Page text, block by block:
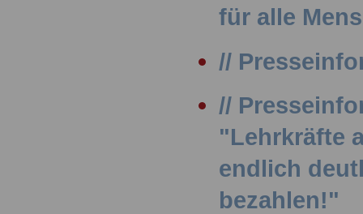
für alle
//
//
"Lehrkräfte
endlich
bezahlen!"